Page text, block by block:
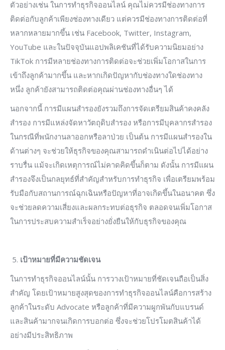
ตัวอย่างเช่น ในการทำธุรกิจออนไลน์ คุณไม่ควรมีช่องทางการ
ติดต่อกับลูกค้าเพียงช่องทางเดียว แต่ควรมีช่องทางการติดต่อที่
หลากหลายมากขึ้น เช่น Facebook, Twitter, Instagram,
YouTube และในปัจจุบันแอปพลิเคชันที่ได้รับความนิยมอย่าง
TikTok การมีหลายช่องทางการติดต่อจะช่วยเพิ่มโอกาสในการ
เข้าถึงลูกค้ามากขึ้น และหากเกิดปัญหากับช่องทางใดช่องทาง
หนึ่ง ลูกค้ายังสามารถติดต่อคุณผ่านช่องทางอื่นๆ ได้
นอกจากนี้ การมีแผนสำรองยังรวมถึงการจัดเตรียมสินค้าคงคลัง
สำรอง การมีแหล่งจัดหาวัตถุดิบสำรอง หรือการมีบุคลากรสำรอง
ในกรณีที่พนักงานลาออกหรือลาป่วย เป็นต้น การมีแผนสำรองใน
ด้านต่างๆ จะช่วยให้ธุรกิจของคุณสามารถดำเนินต่อไปได้อย่าง
ราบรื่น แม้จะเกิดเหตุการณ์ไม่คาดคิดขึ้นก็ตาม ดังนั้น การมีแผน
สำรองจึงเป็นกลยุทธ์ที่สำคัญสำหรับการทำธุรกิจ เพื่อเตรียมพร้อม
รับมือกับสถานการณ์ฉุกเฉินหรือปัญหาที่อาจเกิดขึ้นในอนาคต ซึ่ง
จะช่วยลดความเสี่ยงและผลกระทบต่อธุรกิจ ตลอดจนเพิ่มโอกาส
ในการประสบความสำเร็จอย่างยั่งยืนให้กับธุรกิจของคุณ
เป้าหมายที่มีความชัดเจน
ในการทำธุรกิจออนไลน์นั้น การวางเป้าหมายที่ชัดเจนถือเป็นสิ่ง
สำคัญ โดยเป้าหมายสูงสุดของการทำธุรกิจออนไลน์คือการสร้าง
ลูกค้าในระดับ Advocate หรือลูกค้าที่มีความผูกพันกับแบรนด์
และสินค้ามากจนเกิดการบอกต่อ ซึ่งจะช่วยโปรโมตสินค้าได้
อย่างมีประสิทธิภาพ